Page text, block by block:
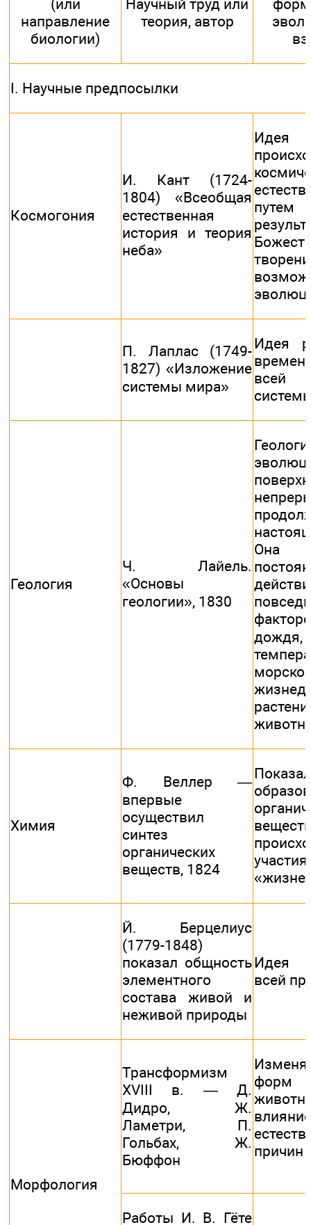
(или
направление
биологии)
Научный труд или
теория, автор
I. Научные предпосылки
Космогония
И. Кант (1724-
1804) «Всеобщая
естественная
история и теория
неба»
П. Лаплас (1749-
1827) «Изложение
системы мира»
Идея
всей
Геология
Ч. Лайель.
«Основы
геологии», 1830
Она
дождя,
Химия
Ф. Веллер —
впервые
осуществил
синтез
органических
веществ, 1824
Й. Берцелиус
(1779-1848)
показал общность
элементного
состава живой и
неживой природы
Идея
всей
Морфология
Трансформизм
XVIII в. — Д.
Дидро, Ж.
Ламетри, П.
Гольбах, Ж.
Бюффон
форм
причин
Работы И. В. Гёте